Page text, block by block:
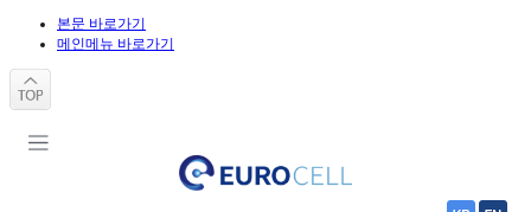
본문 바로가기
메인메뉴 바로가기